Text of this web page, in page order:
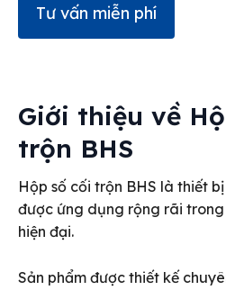
Tư vấn miễn phí
Giới thiệu về
trộn BHS
Hộp số cối trộn BHS là thiết
được ứng dụng rộng rãi
hiện đại.
Sản phẩm được thiết kế